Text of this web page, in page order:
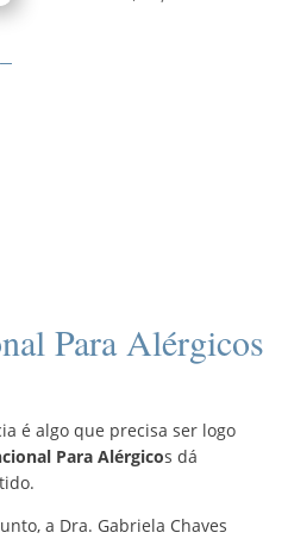
Para Alérgicos
é algo que precisa ser logo
Para Alérgicos dá
a Dra. Gabriela Chaves